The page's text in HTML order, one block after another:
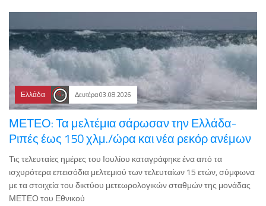
Ελλάδα Δευτέρα 03.08.2026
ΜΕΤΕΟ: Τα μελτέμια σάρωσαν την Ελλάδα-
Ριπές έως 150 χλμ./ώρα και νέα ρεκόρ ανέμων
Τις τελευταίες ημέρες του Ιουλίου καταγράφηκε ένα από τα
ισχυρότερα επεισόδια μελτεμιού των τελευταίων 15 ετών, σύμφωνα
με τα στοιχεία του δικτύου μετεωρολογικών σταθμών της μονάδας
ΜΕΤΕΟ του Εθνικού